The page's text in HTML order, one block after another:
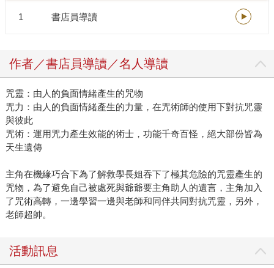
1 書店員導讀
作者／書店員導讀／名人導讀
咒靈：由人的負面情緒產生的咒物
咒力：由人的負面情緒產生的力量，在咒術師的使用下對抗咒靈
與彼此
咒術：運用咒力產生效能的術士，功能千奇百怪，絕大部份皆為
天生遺傳
主角在機緣巧合下為了解救學長姐吞下了極其危險的咒靈產生的
咒物，為了避免自己被處死與爺爺要主角助人的遺言，主角加入
了咒術高轉，一邊學習一邊與老師和同伴共同對抗咒靈，另外，
老師超帥。
活動訊息